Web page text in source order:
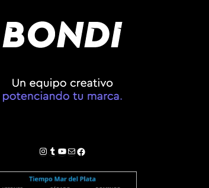
Instagram
Tumblr
YouTube
Correo electrónico
Facebook